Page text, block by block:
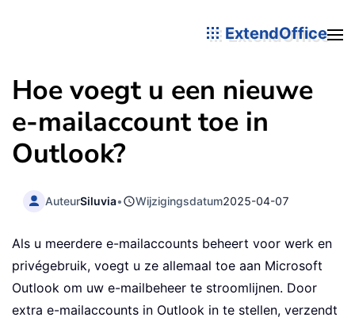
ExtendOffice
Hoe voegt u een nieuwe
e-mailaccount toe in
Outlook?
AuteurSiluvia• Wijzigingsdatum2025-04-07
Als u meerdere e-mailaccounts beheert voor werk en
privégebruik, voegt u ze allemaal toe aan Microsoft
Outlook om uw e-mailbeheer te stroomlijnen. Door
extra e-mailaccounts in Outlook in te stellen, verzendt